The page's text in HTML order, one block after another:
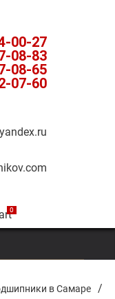
00-27
08-83
08-65
07-60
0
в Самаре /